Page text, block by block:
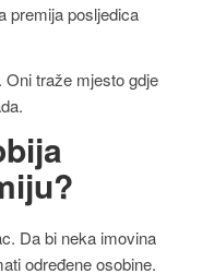
premija posljedica
traže mjesto gdje
Da bi neka imovina
određene osobine.